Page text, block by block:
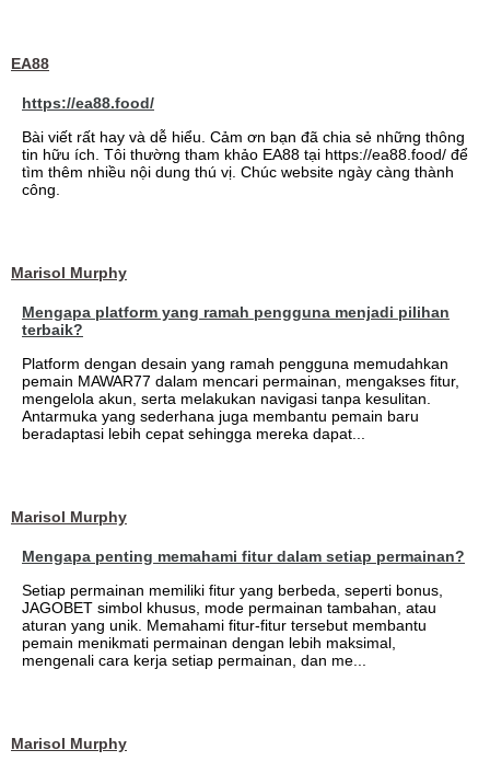
EA88
https://ea88.food/
Bài viết rất hay và dễ hiểu. Cảm ơn bạn đã chia sẻ những thông
tin hữu ích. Tôi thường tham khảo EA88 tại https://ea88.food/ để
tìm thêm nhiều nội dung thú vị. Chúc website ngày càng thành
công.
Marisol Murphy
Mengapa platform yang ramah pengguna menjadi pilihan
terbaik?
Platform dengan desain yang ramah pengguna memudahkan
pemain MAWAR77 dalam mencari permainan, mengakses fitur,
mengelola akun, serta melakukan navigasi tanpa kesulitan.
Antarmuka yang sederhana juga membantu pemain baru
beradaptasi lebih cepat sehingga mereka dapat...
Marisol Murphy
Mengapa penting memahami fitur dalam setiap permainan?
Setiap permainan memiliki fitur yang berbeda, seperti bonus,
JAGOBET simbol khusus, mode permainan tambahan, atau
aturan yang unik. Memahami fitur-fitur tersebut membantu
pemain menikmati permainan dengan lebih maksimal,
mengenali cara kerja setiap permainan, dan me...
Marisol Murphy